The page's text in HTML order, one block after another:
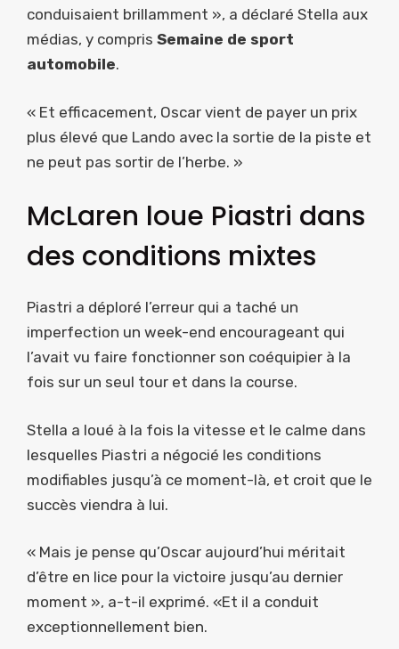
conduisaient brillamment », a déclaré Stella aux
médias, y compris Semaine de sport
automobile.
« Et efficacement, Oscar vient de payer un prix
plus élevé que Lando avec la sortie de la piste et
ne peut pas sortir de l’herbe. »
McLaren loue Piastri dans
des conditions mixtes
Piastri a déploré l’erreur qui a taché un
imperfection un week-end encourageant qui
l’avait vu faire fonctionner son coéquipier à la
fois sur un seul tour et dans la course.
Stella a loué à la fois la vitesse et le calme dans
lesquelles Piastri a négocié les conditions
modifiables jusqu’à ce moment-là, et croit que le
succès viendra à lui.
« Mais je pense qu’Oscar aujourd’hui méritait
d’être en lice pour la victoire jusqu’au dernier
moment », a-t-il exprimé. «Et il a conduit
exceptionnellement bien.